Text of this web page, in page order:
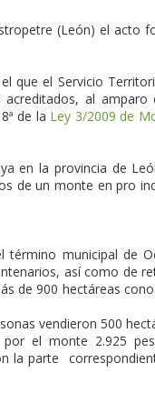
(León) el acto
que el Servicio
al amparo
de la Ley 3/2009 de
en la provincia de
de un monte en pro
término municipal de
así como de
de 900 hectáreas
vendieron 500
el monte 2.925
la parte